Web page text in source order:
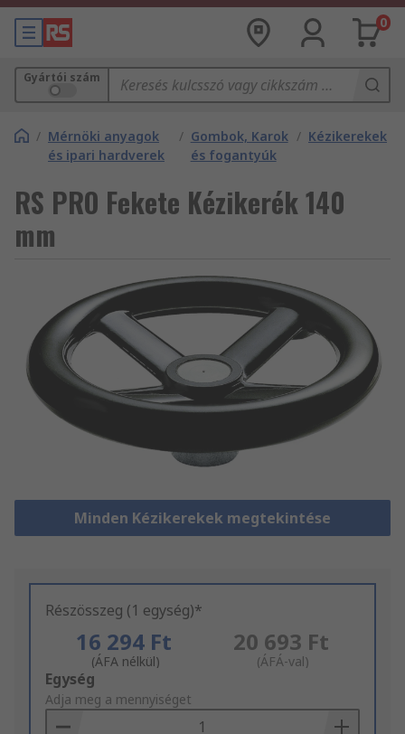
0
Gyártói szám
/ Mérnöki anyagok
és ipari hardverek
/ Gombok, Karok
és fogantyúk
/ Kézikerekek
RS PRO Fekete Kézikerék 140
mm
Minden Kézikerekek megtekintése
Részösszeg (1 egység)*
16 294 Ft
(ÁFA nélkül)
20 693 Ft
(ÁFÁ-val)
Add
to
Basket
Egység
Adja meg a mennyiséget